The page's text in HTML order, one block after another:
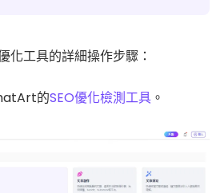
工具的詳細操作步驟：
的SEO優化檢測工具 。